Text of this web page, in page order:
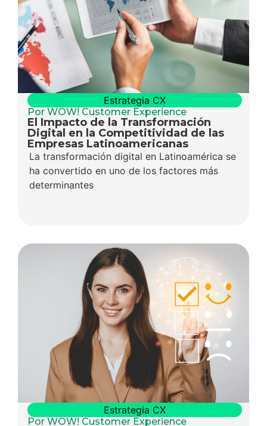
Estrategia CX
Por WOW! Customer Experience
El Impacto de la Transformación
Digital en la Competitividad de las
Empresas Latinoamericanas
La transformación digital en Latinoamérica se
ha convertido en uno de los factores más
determinantes
Estrategia CX
Por WOW! Customer Experience